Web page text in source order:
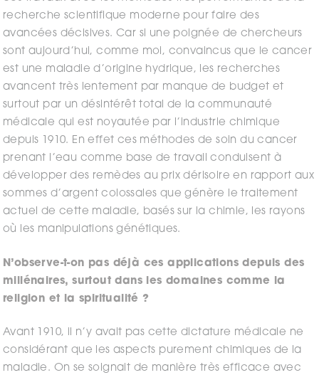
recherche scientifique moderne pour faire des
avancées décisives. Car si une poignée de chercheurs
sont aujourd’hui, comme moi, convaincus que le cancer
est une maladie d’origine hydrique, les recherches
avancent très lentement par manque de budget et
surtout par un désintérêt total de la communauté
médicale qui est noyautée par l’industrie chimique
depuis 1910. En effet ces méthodes de soin du cancer
prenant l’eau comme base de travail conduisent à
développer des remèdes au prix dérisoire en rapport aux
sommes d’argent colossales que génère le traitement
actuel de cette maladie, basés sur la chimie, les rayons
où les manipulations génétiques.
N’observe-t-on pas déjà ces applications depuis des
millénaires, surtout dans les domaines comme la
religion et la spiritualité ?
Avant 1910, il n’y avait pas cette dictature médicale ne
considérant que les aspects purement chimiques de la
maladie. On se soignait de manière très efficace avec